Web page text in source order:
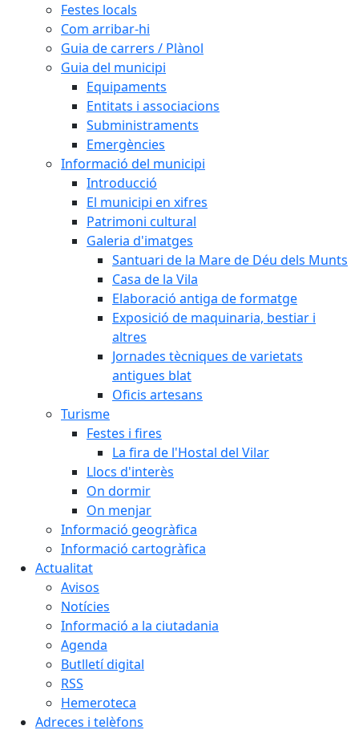
Festes locals
Com arribar-hi
Guia de carrers / Plànol
Guia del municipi
Equipaments
Entitats i associacions
Subministraments
Emergències
Informació del municipi
Introducció
El municipi en xifres
Patrimoni cultural
Galeria d'imatges
Santuari de la Mare de Déu dels Munts
Casa de la Vila
Elaboració antiga de formatge
Exposició de maquinaria, bestiar i
altres
Jornades tècniques de varietats
antigues blat
Oficis artesans
Turisme
Festes i fires
La fira de l'Hostal del Vilar
Llocs d'interès
On dormir
On menjar
Informació geogràfica
Informació cartogràfica
Actualitat
Avisos
Notícies
Informació a la ciutadania
Agenda
Butlletí digital
RSS
Hemeroteca
Adreces i telèfons